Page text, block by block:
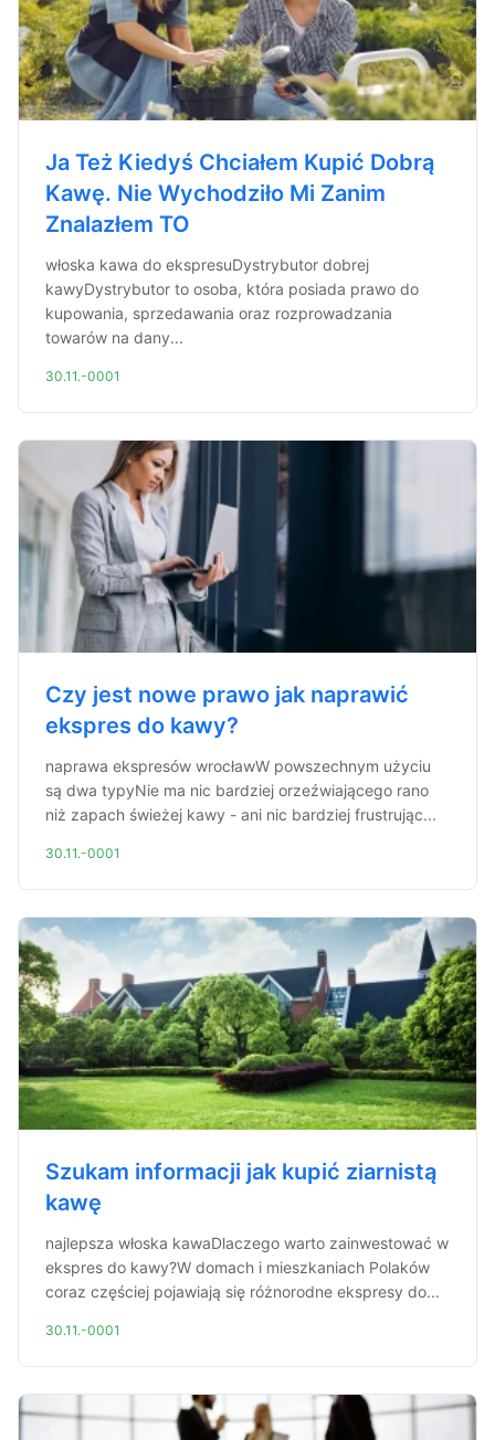
Ja Też Kiedyś Chciałem Kupić Dobrą
Kawę. Nie Wychodziło Mi Zanim
Znalazłem TO
włoska kawa do ekspresuDystrybutor dobrej
kawyDystrybutor to osoba, która posiada prawo do
kupowania, sprzedawania oraz rozprowadzania
towarów na dany...
30.11.-0001
Czy jest nowe prawo jak naprawić
ekspres do kawy?
naprawa ekspresów wrocławW powszechnym użyciu
są dwa typyNie ma nic bardziej orzeźwiającego rano
niż zapach świeżej kawy - ani nic bardziej frustrując...
30.11.-0001
Szukam informacji jak kupić ziarnistą
kawę
najlepsza włoska kawaDlaczego warto zainwestować w
ekspres do kawy?W domach i mieszkaniach Polaków
coraz częściej pojawiają się różnorodne ekspresy do...
30.11.-0001